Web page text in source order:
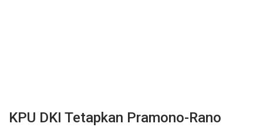
KPU DKI Tetapkan Pramono-Rano